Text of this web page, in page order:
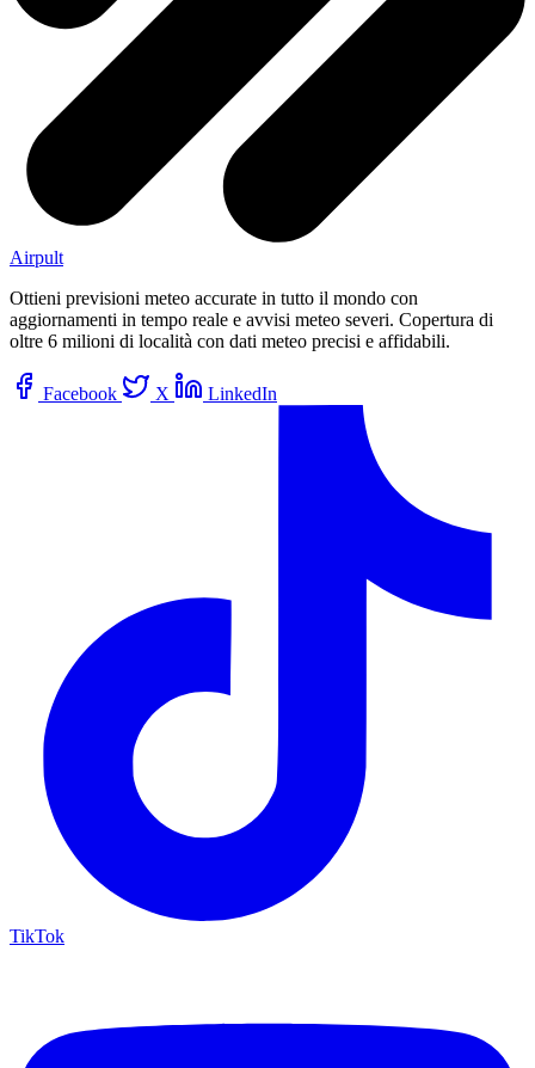
Airpult
Ottieni previsioni meteo accurate in tutto il mondo con
aggiornamenti in tempo reale e avvisi meteo severi. Copertura di
oltre 6 milioni di località con dati meteo precisi e affidabili.
Facebook X LinkedIn
TikTok